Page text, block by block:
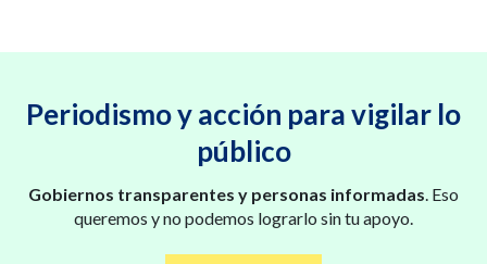
Periodismo y acción para vigilar lo
público
Gobiernos transparentes y personas informadas. Eso
queremos y no podemos lograrlo sin tu apoyo.